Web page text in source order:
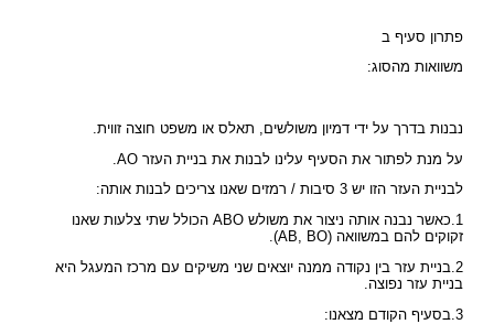
פתרון סעיף ב
משוואות מהסוג:
נבנות בדרך על ידי דמיון משולשים, תאלס או משפט חוצה זווית.
על מנת לפתור את הסעיף עלינו לבנות את בניית העזר AO.
לבניית העזר הזו יש 3 סיבות / רמזים שאנו צריכים לבנות אותה:
1.כאשר נבנה אותה ניצור את משולש ABO הכולל שתי צלעות שאנו
זקוקים להם במשוואה (AB, BO).
2.בניית עזר בין נקודה ממנה יוצאים שני משיקים עם מרכז המעגל היא
בניית עזר נפוצה.
3.בסעיף הקודם מצאנו: